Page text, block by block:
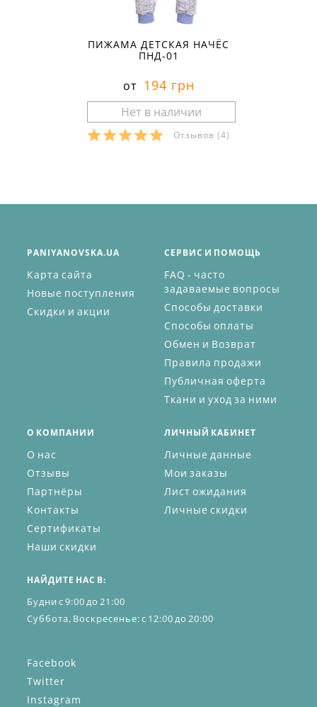
ПИЖАМА ДЕТСКАЯ НАЧЁС
ПНД-01
от 194 грн
Отзывов (4)
PANIYANOVSKA.UA
Карта сайта
Новые поступления
Скидки и акции
СЕРВИС И ПОМОЩЬ
FAQ - часто
задаваемые вопросы
Способы доставки
Способы оплаты
Обмен и Возврат
Правила продажи
Публичная оферта
Ткани и уход за ними
О КОМПАНИИ
О нас
Отзывы
Партнёры
Контакты
Сертификаты
Наши скидки
ЛИЧНЫЙ КАБИНЕТ
Личные данные
Мои заказы
Лист ожидания
Личные скидки
НАЙДИТЕ НАС В:
Будни с 9:00 до 21:00
Суббота, Воскресенье: с 12:00 до 20:00
Facebook
Twitter
Instagram